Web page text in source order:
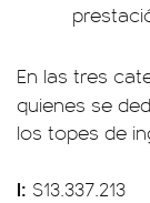
En las tres
quienes se
los topes de
I: $13.337.213